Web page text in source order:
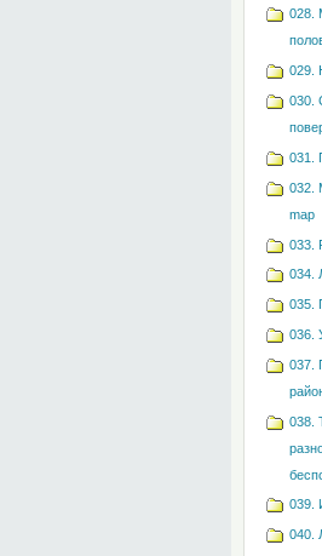
028.
029.
030.
031.
032.
map
033.
034.
035.
036.
037.
038.
039.
040.